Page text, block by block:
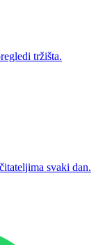
tržišta.
svaki dan.